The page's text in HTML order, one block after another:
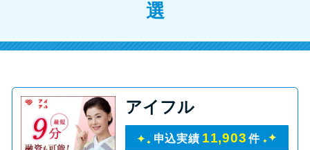
選
アイフル
申込実績 11,903 件